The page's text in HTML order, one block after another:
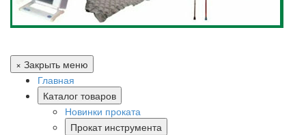
× Закрыть меню
Главная
Каталог товаров
Новинки проката
Прокат инструмента